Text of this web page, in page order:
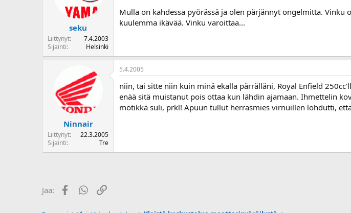
seku
Liittynyt
7.4.2003
Sijainti
Helsinki
Mulla on kahdessa pyörässä ja olen pärjännyt ongelmitta.
kuulemma ikävää. Vinku varoittaa...
Ninnair
Liittynyt
22.3.2005
Sijainti
Tre
5.4.2005
niin, tai sitte niin kuin minä ekalla pärrälläni, Royal Enfield
enää sitä muistanut pois ottaa kun lähdin ajamaan. Ihmettelin
mötikkä suli, prkl! Apuun tullut herrasmies virnuillen lohdutti,
Jaa: FacebookWhatsApp
Linkki